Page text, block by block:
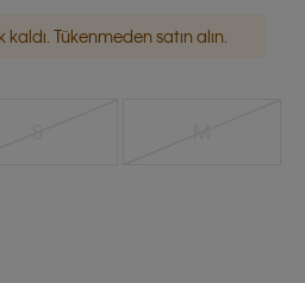
Tükenmeden satın alın.